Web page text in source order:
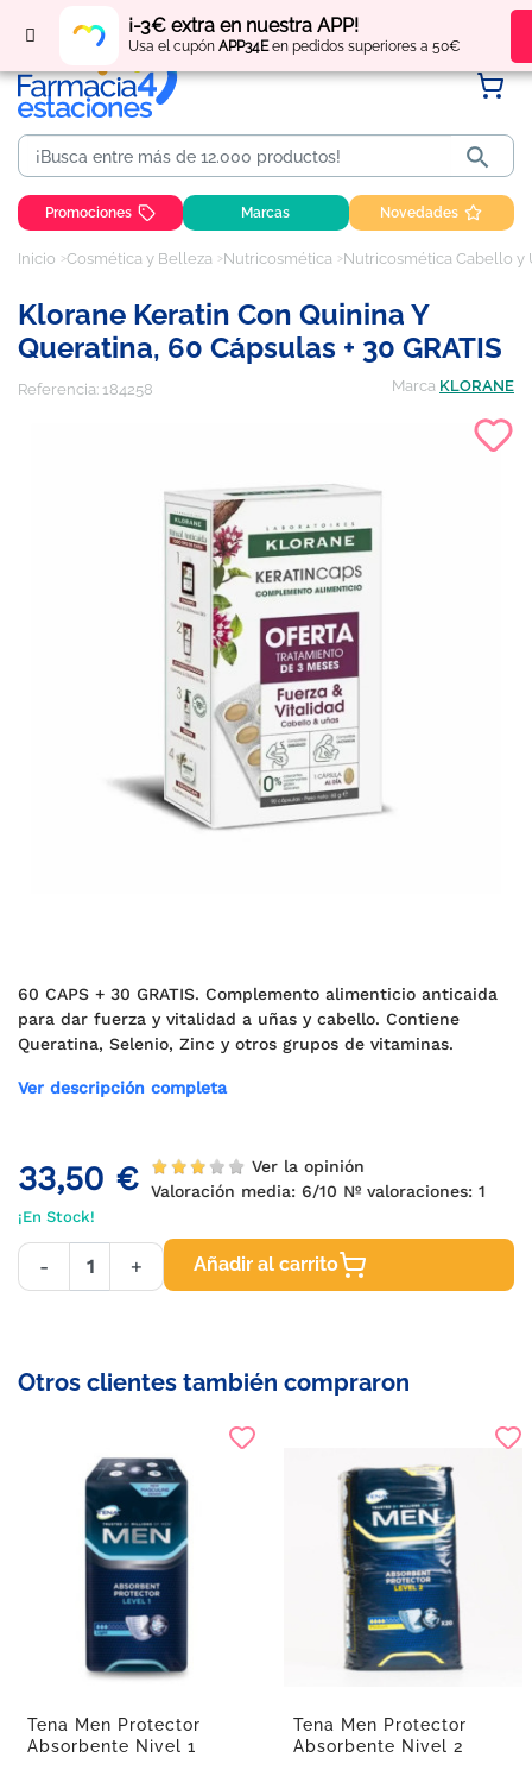
¡-3€ extra en nuestra APP!
Usa el cupón APP34Een pedidos superiores a 50€
Regístratey obtén puntos por tus compras

Promociones Marcas Novedades
Inicio Cosmética y Belleza Nutricosmética Nutricosmética Cabello y
Klorane Keratin Con Quinina Y
Queratina, 60 Cápsulas + 30 GRATIS
Referencia: 184258 Marca KLORANE
60 CAPS + 30 GRATIS. Complemento alimenticio anticaida
para dar fuerza y vitalidad a uñas y cabello. Contiene
Queratina, Selenio, Zinc y otros grupos de vitaminas.
Ver descripción completa
33,50 €
Ver la opinión
Valoración media:6/10 Nº valoraciones:1
¡En Stock!
- + Añadir al carrito
Otros clientes también compraron
Tena Men Protector
Absorbente Nivel 1
Tena Men Protector
Absorbente Nivel 2